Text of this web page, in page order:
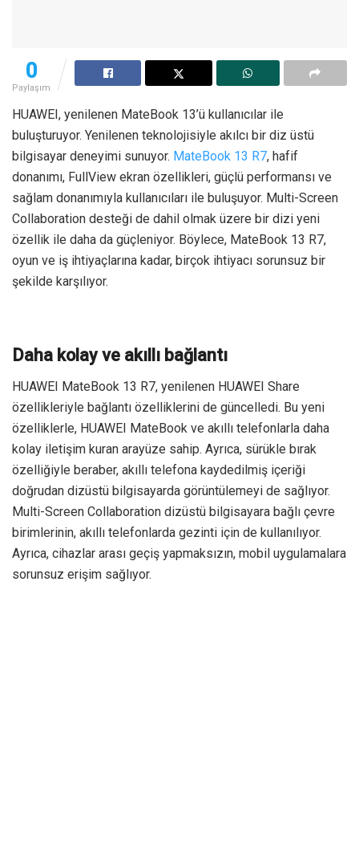
0
Paylaşım
HUAWEI, yenilenen MateBook 13’ü kullanıcılar ile
buluşturuyor. Yenilenen teknolojisiyle akılcı bir diz üstü
bilgisayar deneyimi sunuyor. MateBook 13 R7, hafif
donanımı, FullView ekran özellikleri, güçlü performansı ve
sağlam donanımıyla kullanıcıları ile buluşuyor. Multi-Screen
Collaboration desteği de dahil olmak üzere bir dizi yeni
özellik ile daha da güçleniyor. Böylece, MateBook 13 R7,
oyun ve iş ihtiyaçlarına kadar, birçok ihtiyacı sorunsuz bir
şekilde karşılıyor.
Daha kolay ve akıllı bağlantı
HUAWEI MateBook 13 R7, yenilenen HUAWEI Share
özellikleriyle bağlantı özelliklerini de güncelledi. Bu yeni
özelliklerle, HUAWEI MateBook ve akıllı telefonlarla daha
kolay iletişim kuran arayüze sahip. Ayrıca, sürükle bırak
özelliğiyle beraber, akıllı telefona kaydedilmiş içeriği
doğrudan dizüstü bilgisayarda görüntülemeyi de sağlıyor.
Multi-Screen Collaboration dizüstü bilgisayara bağlı çevre
birimlerinin, akıllı telefonlarda gezinti için de kullanılıyor.
Ayrıca, cihazlar arası geçiş yapmaksızın, mobil uygulamalara
sorunsuz erişim sağlıyor.